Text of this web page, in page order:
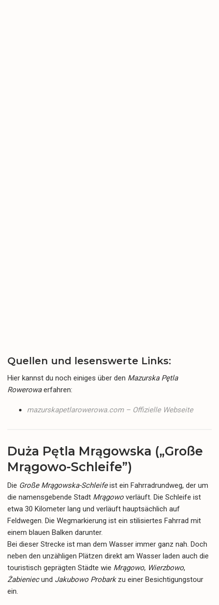
Quellen und lesenswerte Links:
Hier kannst du noch einiges über den Mazurska Pętla
Rowerowaerfahren:
mazurskapetlarowerowa.com – Offizielle Webseite
Duża Pętla Mrągowska („Große
Mrągowo-Schleife”)
Die Große Mrągowska-Schleifeist ein Fahrradrundweg, der um
die namensgebende Stadt Mrągowo verläuft. Die Schleife ist
etwa 30 Kilometer lang und verläuft hauptsächlich auf
Feldwegen. Die Wegmarkierung ist ein stilisiertes Fahrrad mit
einem blauen Balken darunter.
Bei dieser Strecke ist man dem Wasser immer ganz nah. Doch
neben den unzähligen Plätzen direkt am Wasser laden auch die
touristisch geprägten Städte wie Mrągowo, Wierzbowo,
Żabieniecund Jakubowo Probarkzu einer Besichtigungstour
ein.